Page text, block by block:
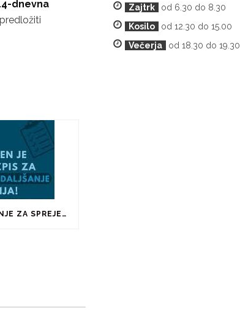
dnevna
ODPRTE PROŠNJE ZA SPREJEM IN PODALJŠANJE BIVANJA V ŠTUDENTSKIH DOMOVIH IN PRI ZASEBNIKIH
Zajtrk
od 6.30 do 8.30
Kosilo
od 12.30 do 15.00
Večerja
od 18.30 do 19.30